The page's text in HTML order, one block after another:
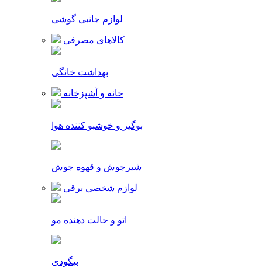
لوازم جانبی گوشی
کالاهای مصرفی
بهداشت خانگی
خانه و آشپزخانه
بوگیر و خوشبو کننده هوا
شیرجوش و قهوه جوش
لوازم شخصی برقی
اتو و حالت دهنده مو
بیگودی